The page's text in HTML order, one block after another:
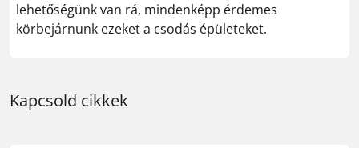
lehetőségünk van rá, mindenképp érdemes
körbejárnunk ezeket a csodás épületeket.
Kapcsold cikkek